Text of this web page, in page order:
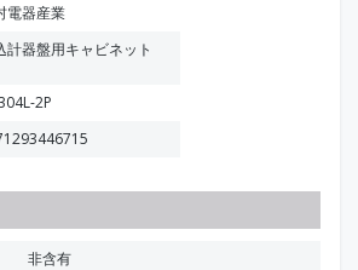
電器産業
計器盤用キャビネット
2P
非含有